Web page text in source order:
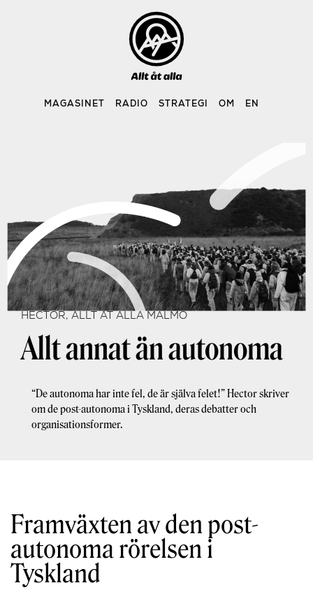
MAGASINET RADIO STRATEGI OM EN
HECTOR, ALLT ÅT ALLA MALMÖ
Allt annat än autonoma
“De autonoma har inte fel, de är själva felet!” Hector skriver
om de post-autonoma i Tyskland, deras debatter och
organisationsformer.
Framväxten av den post-
autonoma rörelsen i
Tyskland